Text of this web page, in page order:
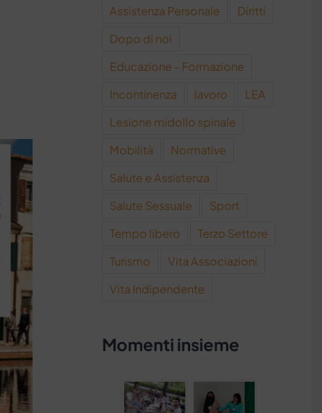
Assistenza Personale
Diritti
Dopo di noi
Educazione - Formazione
Incontinenza
lavoro
LEA
Lesione midollo spinale
Mobilità
Normative
Salute e Assistenza
Salute Sessuale
Sport
Tempo libero
Terzo Settore
Turismo
Vita Associazioni
Vita Indipendente
Momenti insieme